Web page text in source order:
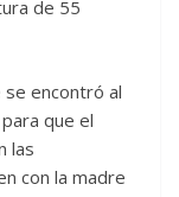
de 55
se encontró al
que el
las
con la madre